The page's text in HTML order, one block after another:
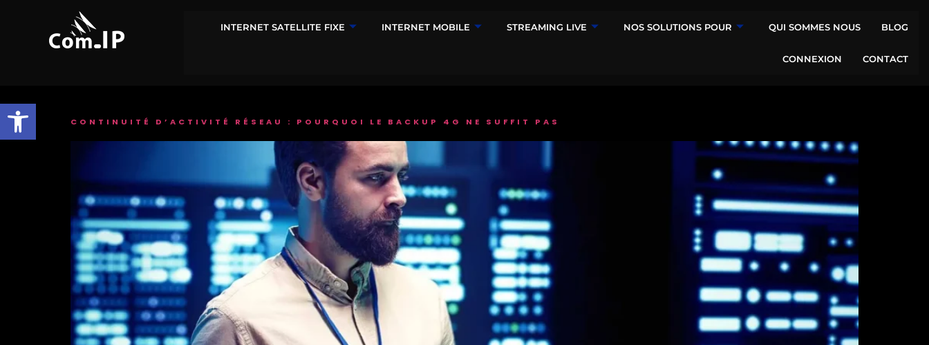
Ouvrir la barre d’outils
INTERNET SATELLITE FIXE INTERNET MOBILE STREAMING LIVE NOS SOLUTIONS POUR QUI SOMMES NOUS BLOG
CONNEXION CONTACT
CONTINUITÉ D’ACTIVITÉ RÉSEAU : POURQUOI LE BACKUP 4G NE SUFFIT PAS